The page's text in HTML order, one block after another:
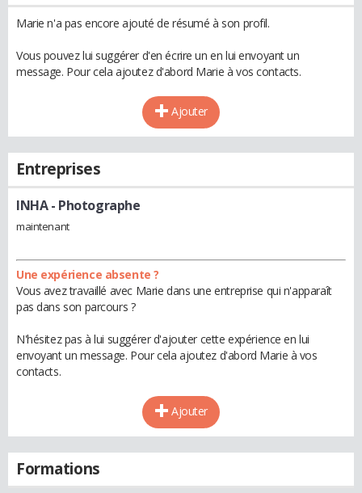
Marie n'a pas encore ajouté de résumé à son profil.
Vous pouvez lui suggérer d'en écrire un en lui envoyant un
message. Pour cela ajoutez d'abord Marie à vos contacts.
Ajouter
Entreprises
INHA- Photographe
maintenant
Une expérience absente ?
Vous avez travaillé avec Marie dans une entreprise qui n'apparaît
pas dans son parcours ?
N'hésitez pas à lui suggérer d'ajouter cette expérience en lui
envoyant un message. Pour cela ajoutez d'abord Marie à vos
contacts.
Ajouter
Formations